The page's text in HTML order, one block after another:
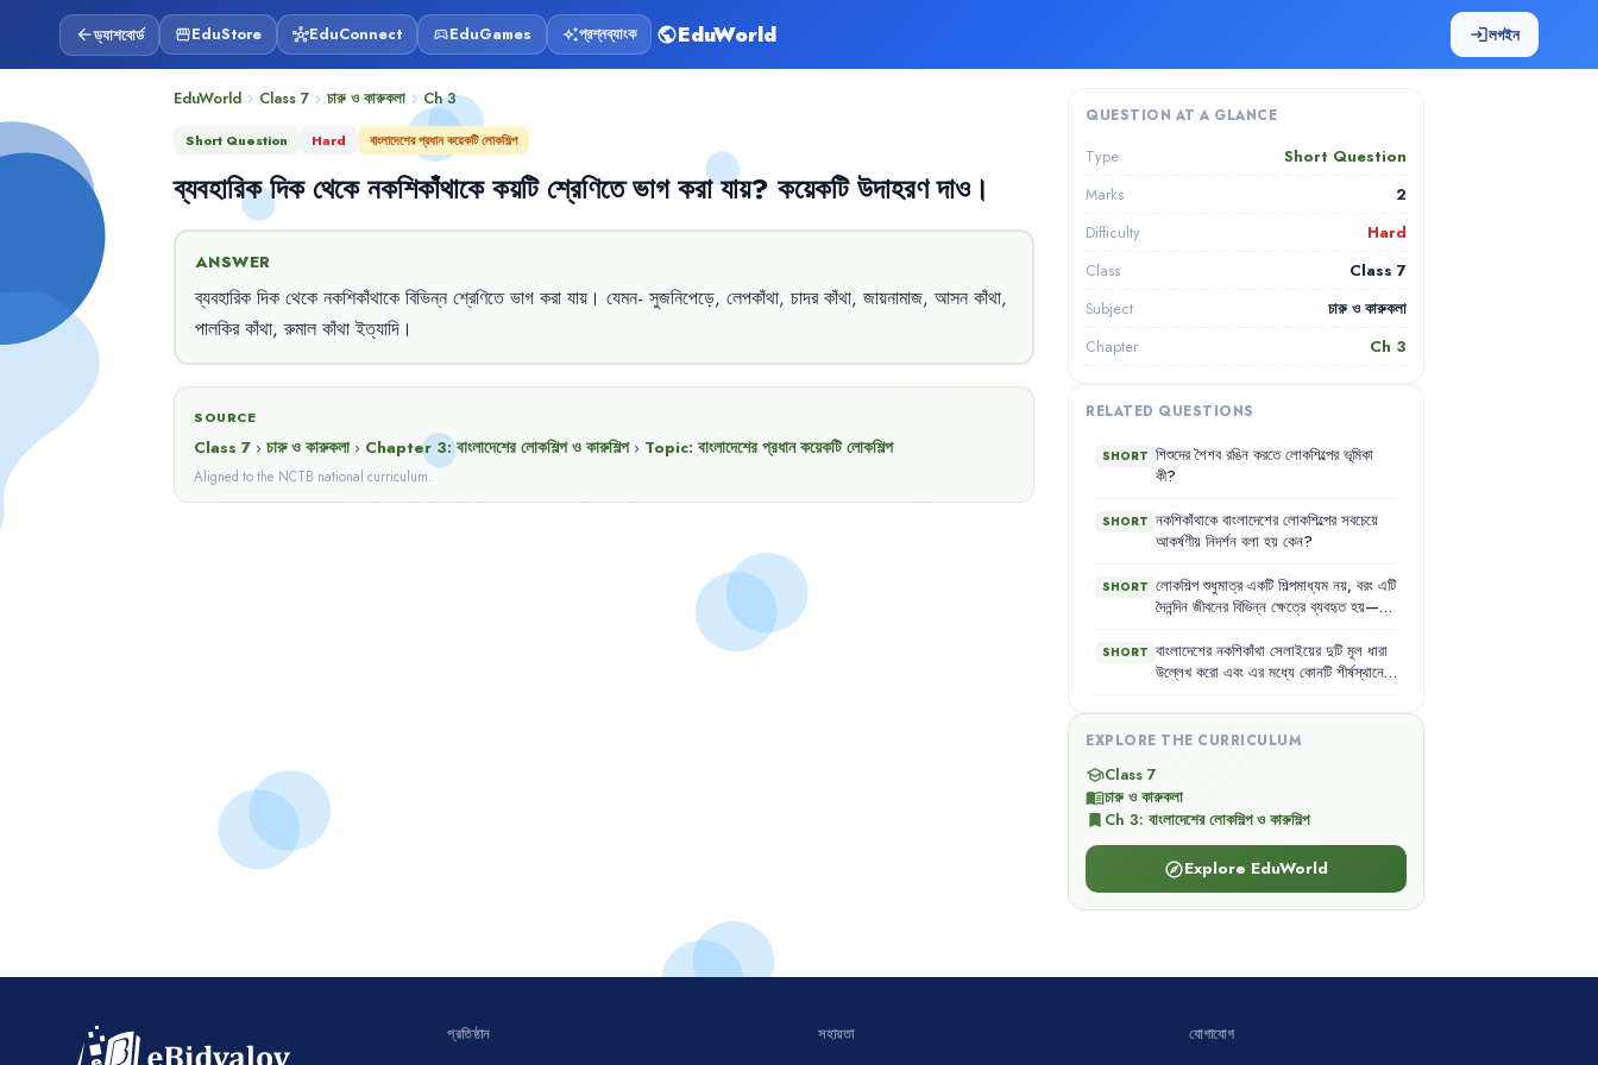
arrow_backড্যাশবোর্ড storefrontEduStore hubEduConnect sports_esportsEduGames auto_awesomeপ্রশ্নব্যাংক publicEduWorld loginলগইন
EduWorld chevron_right Class 7 chevron_right চারু ও কারুকলা chevron_right Ch3
Short Question Hard বাংলাদেশের প্রধান কয়েকটি লোকশিল্প
ব্যবহারিক দিক থেকে নকশিকাঁথাকে কয়টি শ্রেণিতে ভাগ করা যায়? কয়েকটি উদাহরণ দাও ।
ANSWER
ব্যবহারিক দিক থেকে নকশিকাঁথাকে বিভিন্ন শ্রেণিতে ভাগ করা যায়। যেমন- সুজনিপেড়ে, লেপকাঁথা, চাদর কাঁথা, জায়নামাজ, আসন কাঁথা,
পালকির কাঁথা, রুমাল কাঁথা ইত্যাদি।
SOURCE
Class 7 › চারু ও কারুকলা › Chapter 3:বাংলাদেশের লোকশিল্প ও কারুশিল্প › Topic: বাংলাদেশের প্রধান কয়েকটি লোকশিল্প
Aligned to the NCTB national curriculum.
QUESTION AT A GLANCE
Type Short Question
Marks 2
Difficulty Hard
Class Class 7
Subject চারু ও কারুকলা
Chapter Ch 3
RELATED QUESTIONS
SHORT শিশুদের শৈশব রঙিন করতে লোকশিল্পের ভূমিকা
কী?
SHORT নকশিকাঁথাকে বাংলাদেশের লোকশিল্পের সবচেয়ে
আকর্ষণীয় নিদর্শন বলা হয় কেন?
SHORT লোকশিল্প শুধুমাত্র একটি শিল্পমাধ্যম নয়, বরং এটি
দৈনন্দিন জীবনের বিভিন্ন ক্ষেত্রে ব্যবহৃত হয়—
SHORT বাংলাদেশের নকশিকাঁথা সেলাইয়ের দুটি মূল ধারা
উল্লেখ করো এবং এর মধ্যে কোনটি শীর্ষস্থানে
EXPLORE THE CURRICULUM
schoolClass 7
menu_bookচারু ও কারুকলা
bookmark Ch 3: বাংলাদেশের লোকশিল্প ও কারুশিল্প
exploreExplore EduWorld
প্রতিষ্ঠান সহায়তা যোগাযোগ